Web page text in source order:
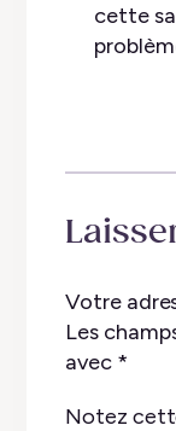
cette
Votre
Les
avec *
Notez